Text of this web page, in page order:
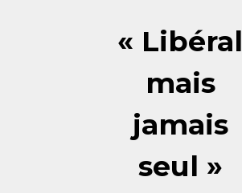
« Libéral
mais
jamais
seul »